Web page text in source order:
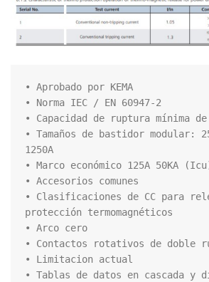
• Aprobado por KEMA
• Norma IEC / EN 60947-2
• Capacidad de ruptura mínima
• Tamaños de bastidor modular:
1250A
• Marco económico 125A 50KA
• Accesorios comunes
• Clasificaciones de CC para
protección termomagnéticos
• Arco cero
• Contactos rotativos de doble
• Limitacion actual
• Tablas de datos en cascada y